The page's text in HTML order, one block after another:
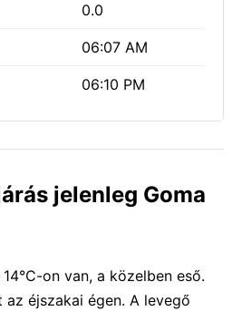
0.0
06:07 AM
06:10 PM
jelenleg Goma
on van, a közelben eső.
éjszakai égen. A levegő